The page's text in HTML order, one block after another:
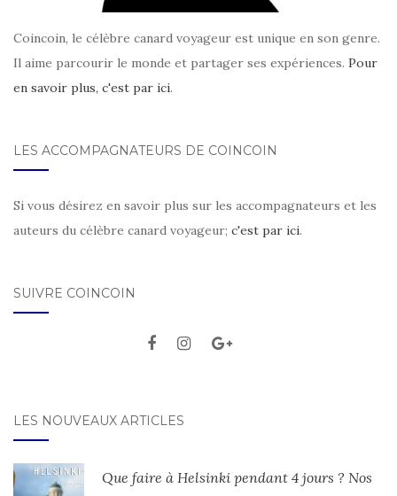
Coincoin, le célèbre canard voyageur est unique en son genre.
Il aime parcourir le monde et partager ses expériences. Pour
en savoir plus, c'est par ici.
LES ACCOMPAGNATEURS DE COINCOIN
Si vous désirez en savoir plus sur les accompagnateurs et les
auteurs du célèbre canard voyageur; c'est par ici.
SUIVRE COINCOIN
LES NOUVEAUX ARTICLES
Que faire à Helsinki pendant 4 jours ? Nos